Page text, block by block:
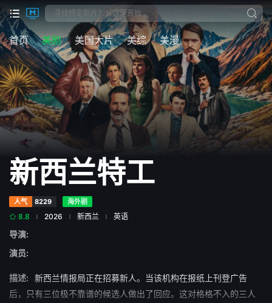
首页 美剧 美国大片 美综 美漫
新西兰特工
人气 8229 海外剧
8.8 2026 新西兰 英语
导演:
演员:
描述:
新西兰情报局正在招募新人。当该机构在报纸上刊登广告
后，只有三位极不靠谱的候选人做出了回应。这对格格不入的三人